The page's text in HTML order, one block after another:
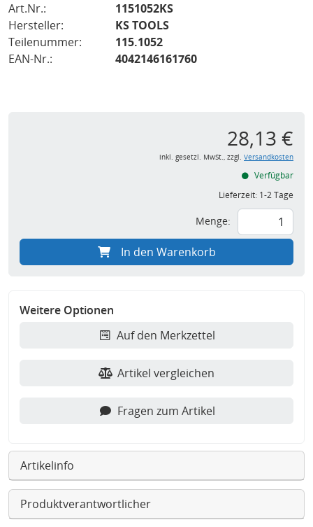
Art.Nr.:
1151052KS
Hersteller:
KS TOOLS
Teilenummer:
115.1052
EAN-Nr.:
4042146161760
28,13 €
inkl. gesetzl. MwSt., zzgl. Versandkosten
Verfügbar
Lieferzeit: 1-2 Tage
Menge:
In den Warenkorb
Weitere Optionen
Auf den Merkzettel
Artikel vergleichen
Fragen zum Artikel
Artikelinfo
Produktverantwortlicher